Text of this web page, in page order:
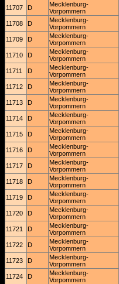
11707 D
Mecklenburg-
Vorpommern
11708 D
Mecklenburg-
Vorpommern
11709 D
Mecklenburg-
Vorpommern
11710 D
Mecklenburg-
Vorpommern
11711 D
Mecklenburg-
Vorpommern
11712 D
Mecklenburg-
Vorpommern
11713 D
Mecklenburg-
Vorpommern
11714 D
Mecklenburg-
Vorpommern
11715 D
Mecklenburg-
Vorpommern
11716 D
Mecklenburg-
Vorpommern
11717 D
Mecklenburg-
Vorpommern
11718 D
Mecklenburg-
Vorpommern
11719 D
Mecklenburg-
Vorpommern
11720 D
Mecklenburg-
Vorpommern
11721 D
Mecklenburg-
Vorpommern
11722 D
Mecklenburg-
Vorpommern
11723 D
Mecklenburg-
Vorpommern
11724 D
Mecklenburg-
Vorpommern